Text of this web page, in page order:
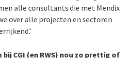
alle consultants die met Mendix
over alle projecten en sectoren
CGI (en RWS) nou zo prettig of